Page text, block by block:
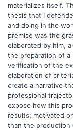
materializes itself.
thesis that I
and doing in the
premise was the
elaborated by him,
the preparation of
verification of the
elaboration of
create a narrative
professional
expose how this
results; motivated
than the production